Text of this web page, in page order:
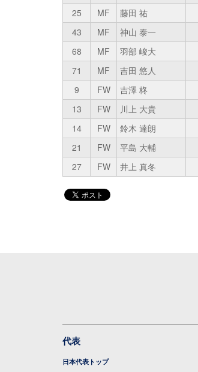
25
MF 藤田 祐
43
MF 神山 泰一
68
MF 羽部 峻大
71
MF 吉田 悠人
9
FW 吉澤 柊
13
FW 川上 大貴
14
FW 鈴木 達朗
21
FW 平島 大輔
27
FW 井上 真冬
代表
日本代表トップ